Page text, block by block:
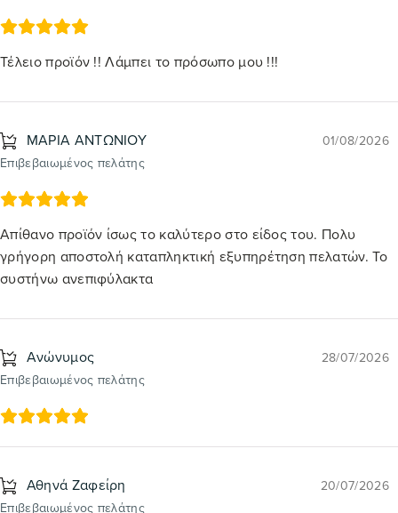
Τέλειο προϊόν !! Λάμπει το πρόσωπο μου !!!
ΜΑΡΙΑ ΑΝΤΩΝΙΟΥ
Επιβεβαιωμένος πελάτης
01/08/2026
Απίθανο προϊόν ίσως το καλύτερο στο είδος του. Πολυ
γρήγορη αποστολή καταπληκτική εξυπηρέτηση πελατών. Το
συστήνω ανεπιφύλακτα
Ανώνυμος
Επιβεβαιωμένος πελάτης
28/07/2026
Αθηνά Ζαφείρη
Επιβεβαιωμένος πελάτης
20/07/2026